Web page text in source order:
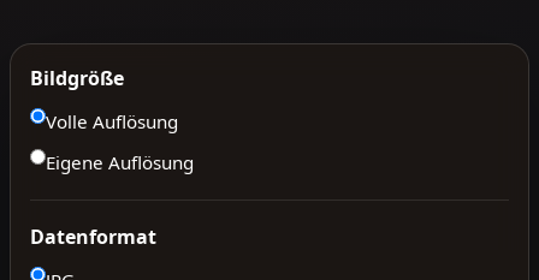
Bildgröße
Volle Auflösung
Eigene Auflösung
Datenformat